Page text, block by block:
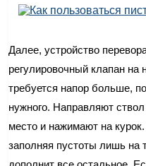
Далее, устройство
регулировочный клапан на
требуется напор больше,
нужного. Направляют
место и нажимают на
заполняя пустоты лишь на